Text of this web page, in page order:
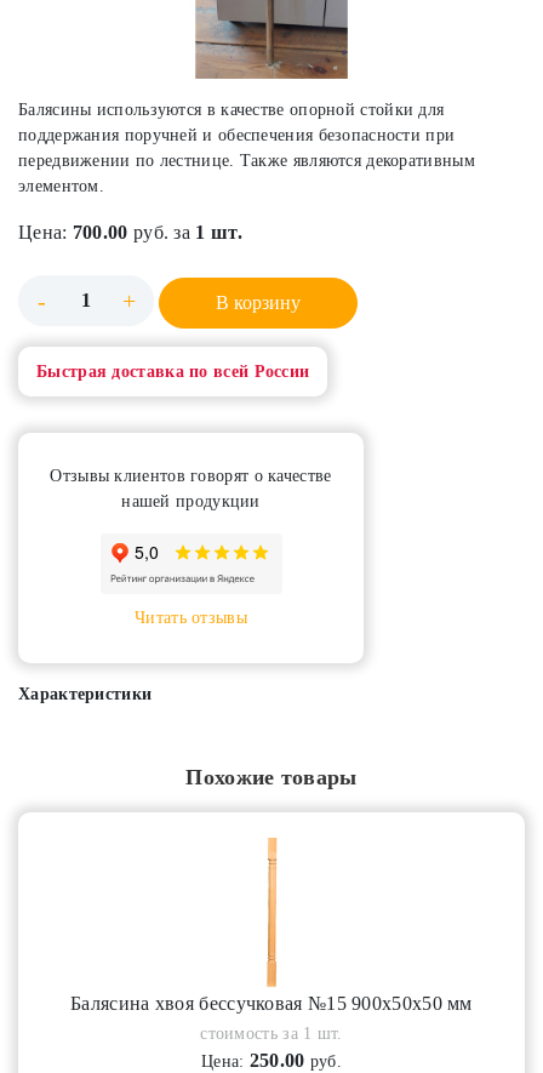
Балясины используются в качестве опорной стойки для
поддержания поручней и обеспечения безопасности при
передвижении по лестнице. Также являются декоративным
элементом.
Цена: 700.00 руб. за 1 шт.
- + В корзину
Быстрая доставка по всей России
Отзывы клиентов говорят о качестве
нашей продукции
Читать отзывы
Характеристики
Похожие товары
Балясина хвоя бессучковая №15 900х50х50 мм
стоимость за 1 шт.
Цена: 250.00 руб.